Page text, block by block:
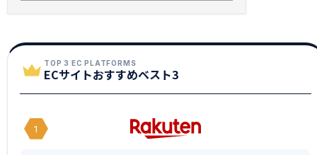
TOP 3 EC PLATFORMS
ECサイトおすすめベスト3
1